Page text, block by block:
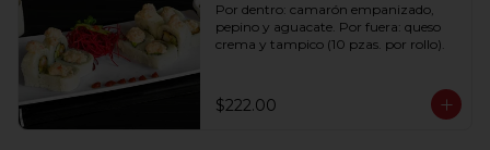
Por dentro: camarón empanizado,
pepino y aguacate. Por fuera: queso
crema y tampico (10 pzas. por rollo).
$222.00